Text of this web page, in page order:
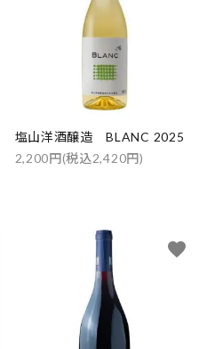
塩山洋酒醸造 BLANC 2025
2,200円(税込2,420円)
favorite